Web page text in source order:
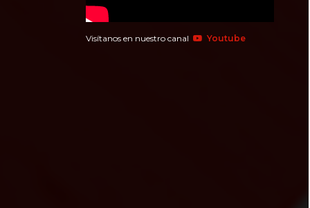
Visítanos en nuestro canal Youtube